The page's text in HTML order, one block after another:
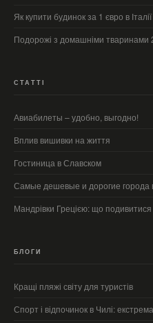
Як купити будинок за 1 євро в Італії
Подорожі з домашніми тваринами
СТАТТІ
Авиабилеты – удобно, выгодно!
Вплив вишивки на життя
Гостиница в Славском
Самые дешевые и дорогие города
Мандрівки Грецією: що подивитися
БЛОГИ
Кращі пляжі світу для туристів
Спорт і відпочинок в Чилі: